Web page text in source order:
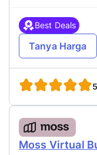
Best Deals
Tanya Harga
Moss Virtual